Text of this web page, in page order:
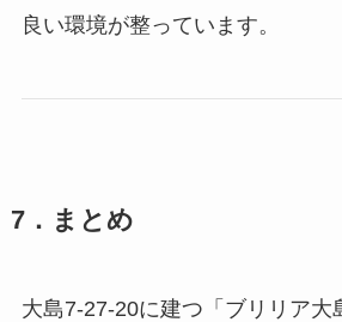
良い環境が整っています。
7．まとめ
大島7-27-20に建つ「ブリリア大